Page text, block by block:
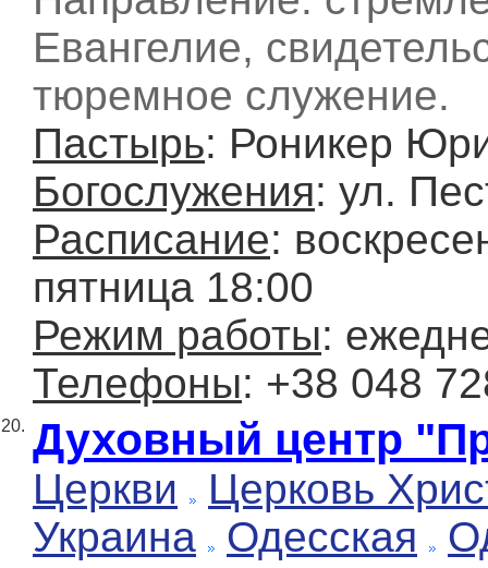
Евангелие,
тюремное служение.
Пастырь: Роникер
Богослужения: ул.
Расписание:
пятница 18:00
Режим работы:
Телефоны: +38 048
20. Духовный центр
Церкви
Церковь
Украина
Одесская